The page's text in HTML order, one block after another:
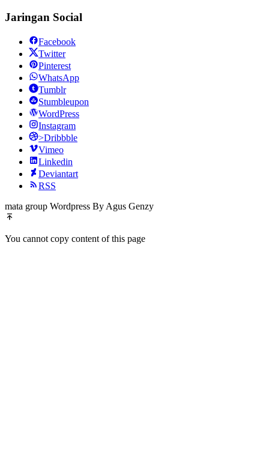
Jaringan Social
Facebook
Twitter
Pinterest
WhatsApp
Tumblr
Stumbleupon
WordPress
Instagram
>Dribbble
Vimeo
Linkedin
Deviantart
RSS
mata group Wordpress By Agus Genzy
You cannot copy content of this page